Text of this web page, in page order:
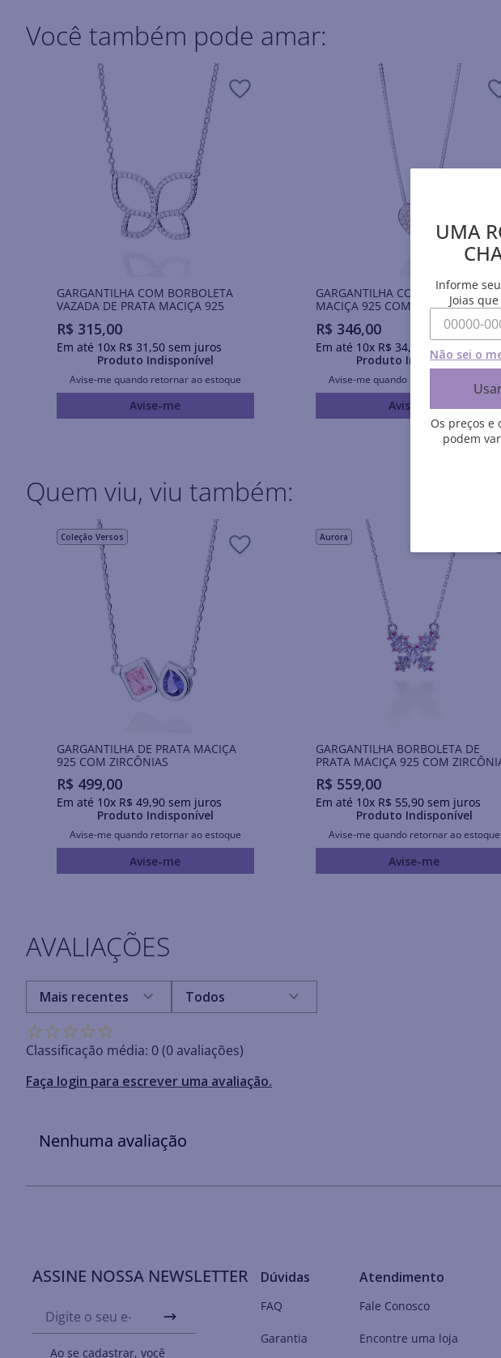
Você também pode amar:
GARGANTILHA COM BORBOLETA
VAZADA DE PRATA MACIÇA 925
R$ 315,00
Em até 10x R$ 31 ,50sem juros
Produto Indisponível
Avise-me quando retornar ao estoque
Avise-me
GARGANTILHA CORAÇÃO DE
MACIÇA 925 COM ZIRCÔNIAS
R$ 346,00
Em até 10x R$ 34,
sem juros
Produto Indisponível
Avise-me quando retornar ao estoque
Avise-me
Quem viu, viu também:
Coleção Versos
GARGANTILHA DE PRATA MACIÇA
925 COM ZIRCÔNIAS
R$ 499,00
Em até 10x R$ 49,90sem juros
Produto Indisponível
Avise-me quando retornar ao estoque
Avise-me
Aurora
GARGANTILHA BORBOLETA DE
PRATA MACIÇA 925 COM
R$ 559,00
Em até 10x R$ 55,90sem juros
Produto Indisponível
Avise-me quando retornar ao estoque
Avise-me
AVALIAÇÕES
☆☆☆☆☆
Classificação média: 0(0 avaliações)
Faça login para escrever uma avaliação.
Mais recentes Todos
Nenhuma avaliação
ASSINE NOSSA NEWSLETTER
Ao se cadastrar, você
Dúvidas
FAQ
Garantia
Atendimento
Fale Conosco
Encontre uma loja
UMA
Informe
Joias
Não sei o
Os preços
podem